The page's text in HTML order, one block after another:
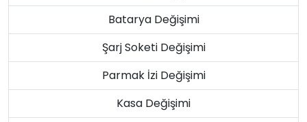
Batarya Değişimi
Şarj Soketi Değişimi
Parmak İzi Değişimi
Kasa Değişimi